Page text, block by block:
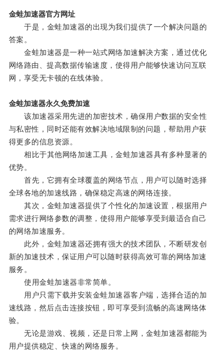
金蛙加速器官方网址
于是，金蛙加速器的出现为我们提供了一个解决问题的
答案。
金蛙加速器是一种一站式网络加速解决方案，通过优化
网络路由、提高数据传输速度，使得用户能够快速访问互联
网，享受无卡顿的在线体验。
金蛙加速器永久免费加速
该加速器采用先进的加密技术，确保用户数据的安全性
与私密性，同时还能有效解决地域限制的问题，帮助用户获
得更多的信息资源。
相比于其他网络加速工具，金蛙加速器具有多种显著的
优势。
首先，它拥有全球覆盖的网络节点，用户可以随时选择
全球各地的加速线路，确保稳定高速的网络连接。
其次，金蛙加速器提供了个性化的加速设置，根据用户
需求进行网络参数的调整，使得用户能够享受到最适合自己
的网络加速服务。
此外，金蛙加速器还拥有强大的技术团队，不断研发创
新的加速技术，保证用户可以随时获得高效可靠的网络加速
服务。
使用金蛙加速器非常简单。
用户只需下载并安装金蛙加速器客户端，选择合适的加
速线路，然后点击连接按钮，即可享受到流畅的高速网络体
验。
无论是游戏、视频，还是日常上网，金蛙加速器都能为
用户提供稳定、快速的网络服务。